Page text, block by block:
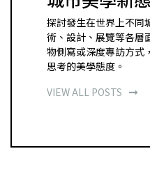
探討發生在世界上不同
術、設計、展覽等各層
物側寫或深度專訪方式
思考的美學態度。
VIEW ALL POSTS